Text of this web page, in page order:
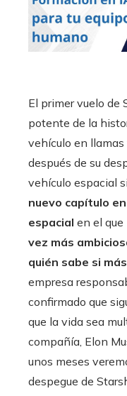
El primer vuelo de
potente de la
vehículo en
después de su
vehículo espacial
nuevo capítulo
espacial en el
vez más
quién sabe si
empresa
confirmado que
que la vida sea
compañía, Elon
unos meses
despegue de